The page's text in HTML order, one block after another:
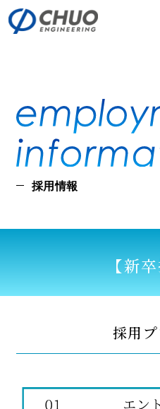
会社を知る
トップメッセージ
人を知る
採用情報
採用情報
【新
採用